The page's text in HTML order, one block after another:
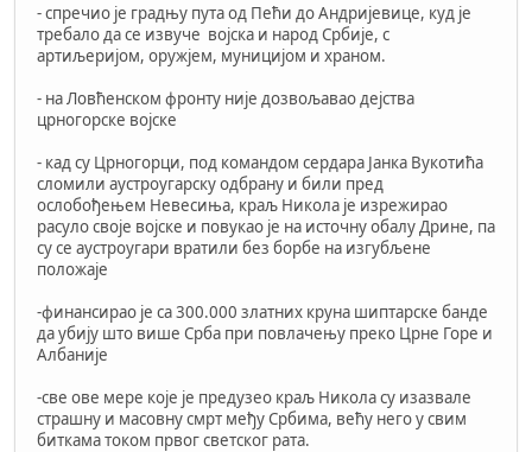
- спречио је градњу пута од Пећи до Андријевице, куд је
требало да се извуче војска и народ Србије, с
артиљеријом, оружјем, муницијом и храном.
- на Ловћенском фронту није дозвољавао дејства
црногорске војске
- кад су Црногорци, под командом сердара Јанка Вукотића
сломили аустроугарску одбрану и били пред
ослобођењем Невесиња, краљ Никола је изрежирао
расуло своје војске и повукао је на источну обалу Дрине, па
су се аустроугари вратили без борбе на изгубљене
положаје
-финансирао је са 300.000 златних круна шиптарске банде
да убију што више Срба при повлачењу преко Црне Горе и
Албаније
-све ове мере које је предузео краљ Никола су изазвале
страшну и масовну смрт међу Србима, већу него у свим
биткама током првог светског рата.